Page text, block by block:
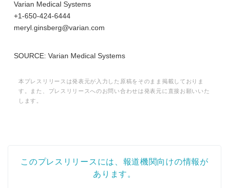
Varian Medical Systems
+1-650-424-6444
meryl.ginsberg@varian.com
SOURCE: Varian Medical Systems
本プレスリリースは発表元が入力した原稿をそのまま掲載しておりま
す。また、プレスリリースへのお問い合わせは発表元に直接お願いいた
します。
このプレスリリースには、報道機関向けの情報が
あります。